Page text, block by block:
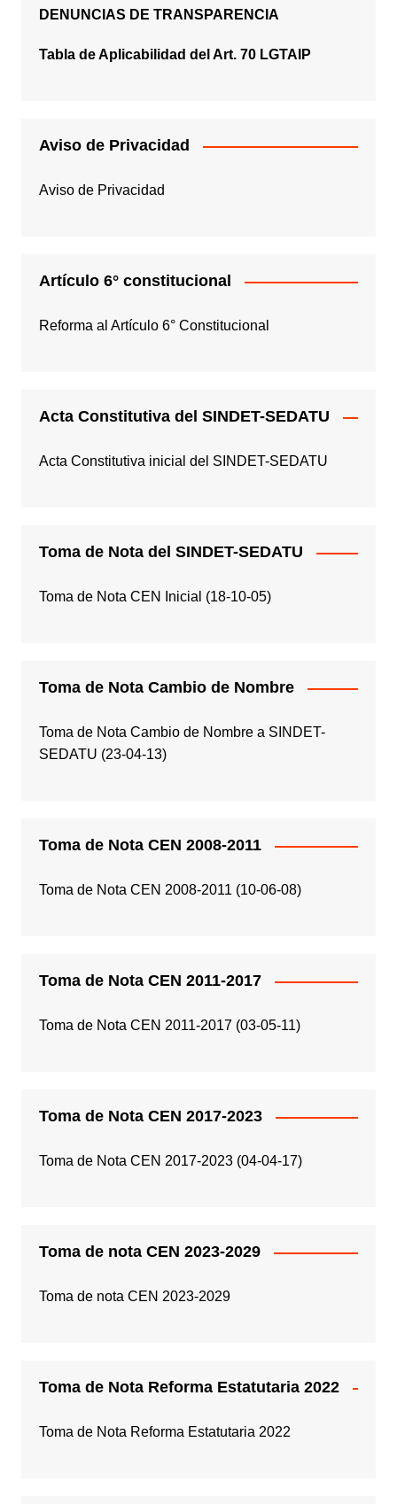
DENUNCIAS DE TRANSPARENCIA
Tabla de Aplicabilidad del Art. 70 LGTAIP
Aviso de Privacidad
Aviso de Privacidad
Artículo 6° constitucional
Reforma al Artículo 6° Constitucional
Acta Constitutiva del SINDET-SEDATU
Acta Constitutiva inicial del SINDET-SEDATU
Toma de Nota del SINDET-SEDATU
Toma de Nota CEN Inicial (18-10-05)
Toma de Nota Cambio de Nombre
Toma de Nota Cambio de Nombre a SINDET-
SEDATU (23-04-13)
Toma de Nota CEN 2008-2011
Toma de Nota CEN 2008-2011 (10-06-08)
Toma de Nota CEN 2011-2017
Toma de Nota CEN 2011-2017 (03-05-11)
Toma de Nota CEN 2017-2023
Toma de Nota CEN 2017-2023 (04-04-17)
Toma de nota CEN 2023-2029
Toma de nota CEN 2023-2029
Toma de Nota Reforma Estatutaria 2022
Toma de Nota Reforma Estatutaria 2022